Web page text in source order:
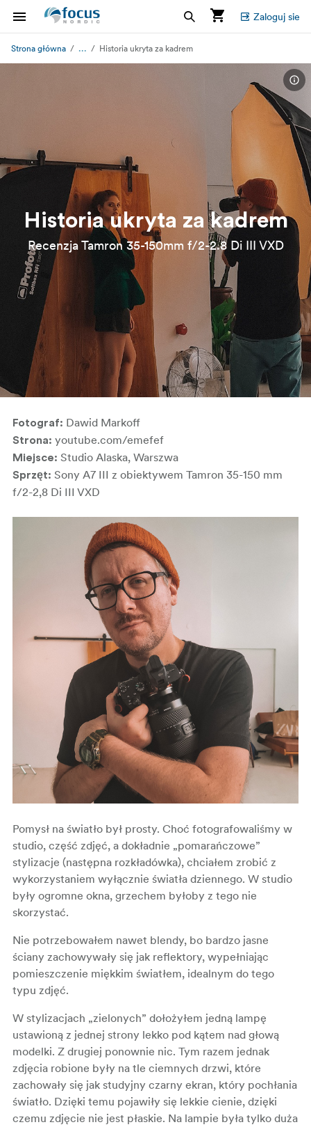
Zaloguj sie
Strona główna ... Historia ukryta za kadrem
Historia ukryta za kadrem
Recenzja Tamron 35-150mm f/2-2.8 Di III VXD
Fotograf: Dawid Markoff
Strona: youtube.com/emefef
Miejsce: Studio Alaska, Warszwa
Sprzęt: Sony A7 III z obiektywem Tamron 35-150 mm
f/2-2,8 Di III VXD
Pomysł na światło był prosty. Choć fotografowaliśmy w
studio, część zdjęć, a dokładnie „pomarańczowe”
stylizacje (następna rozkładówka), chciałem zrobić z
wykorzystaniem wyłącznie światła dziennego. W studio
były ogromne okna, grzechem byłoby z tego nie
skorzystać.
Nie potrzebowałem nawet blendy, bo bardzo jasne
ściany zachowywały się jak reflektory, wypełniając
pomieszczenie miękkim światłem, idealnym do tego
typu zdjęć.
W stylizacjach „zielonych” dołożyłem jedną lampę
ustawioną z jednej strony lekko pod kątem nad głową
modelki. Z drugiej ponownie nic. Tym razem jednak
zdjęcia robione były na tle ciemnych drzwi, które
zachowały się jak studyjny czarny ekran, który pochłania
światło. Dzięki temu pojawiły się lekkie cienie, dzięki
czemu zdjęcie nie jest płaskie. Na lampie była tylko duża